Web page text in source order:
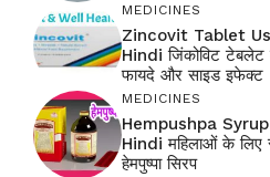
MEDICINES
Zincovit Tablet
Hindi जिंकोविट टेबलेट
फायदे और साइड इफेक्ट
MEDICINES
Hempushpa
Hindi महिलाओं के लिए
हेमपुष्पा सिरप